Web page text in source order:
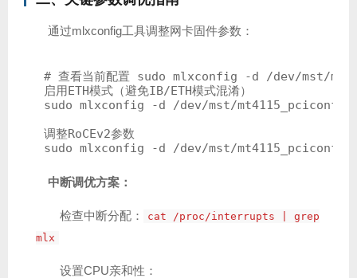
通过mlxconfig工具调整网卡固件参数：
# 查看当前配置 sudo mlxconfig -d /dev/mst/
启用ETH模式（避免IB/ETH模式混淆）
sudo mlxconfig -d /dev/mst/mt4115_pciconf0
调整RoCEv2参数
sudo mlxconfig -d /dev/mst/mt4115_pciconf0 set
中断调优方案：
检查中断分配：
cat /proc/interrupts | grep
mlx
设置CPU亲和性：